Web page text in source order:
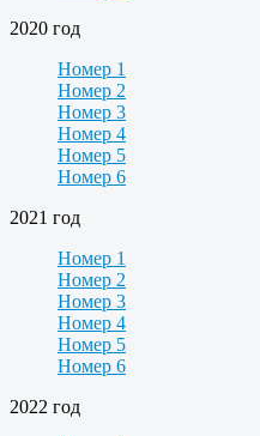
2020 год
Номер 1
Номер 2
Номер 3
Номер 4
Номер 5
Номер 6
2021 год
Номер 1
Номер 2
Номер 3
Номер 4
Номер 5
Номер 6
2022 год